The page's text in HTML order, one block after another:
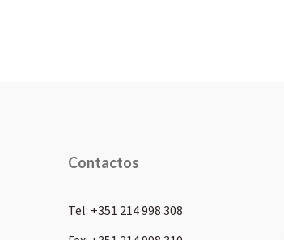
Contactos
Tel: +351 214 998 308